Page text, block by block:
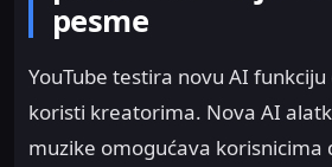
pesme
YouTube testira novu AI
koristi kreatorima. Nova AI
muzike omogućava korisnicima